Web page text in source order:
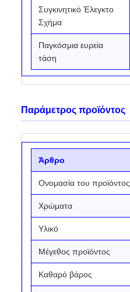
Συγκινητικό Έλεγκτο
Σχήμα
Παγκόσμια ευρεία
τάση
Παράμετρος προϊόντος
Άρθρο
Ονομασία του προϊόντος
Χρώματα
Υλικό
Μέγεθος προϊόντος
Καθαρό βάρος